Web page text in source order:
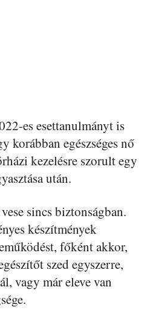
es esettanulmányt is
korábban egészséges nő
kezelésre szorult egy
után.
sincs biztonságban.
készítmények
főként akkor,
szed egyszerre,
vagy már eleve van